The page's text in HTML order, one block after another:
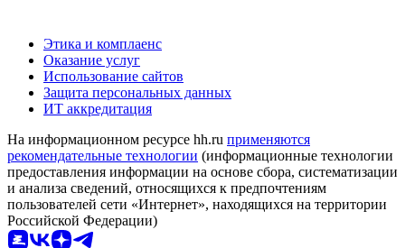
Этика и комплаенс
Оказание услуг
Использование сайтов
Защита персональных данных
ИТ аккредитация
На информационном ресурсе hh.ru применяются
рекомендательные технологии (информационные технологии
предоставления информации на основе сбора, систематизации
и анализа сведений, относящихся к предпочтениям
пользователей сети «Интернет», находящихся на территории
Российской Федерации)